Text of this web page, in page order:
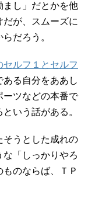
まし」だとかを他
だが、スムーズに
だろう。
ルフ１とセルフ
る自分をああし
ーツなどの本番で
いう話がある。
そうとした成れの
「しっかりやろ
のならば、ＴＰ